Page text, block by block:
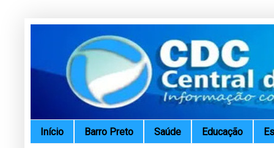
Início Barro Preto Saúde Educação